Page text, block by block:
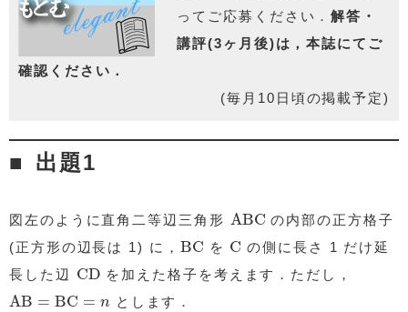
ってご応募ください．解答・
講評(3ヶ月後)は，本誌にてご
確認ください．
(毎月10日頃の掲載予定)
出題1
図左のように直角二等辺三角形 ABC
ABC の内部の正方格子
(正方形の辺長は 1) に， BC
BC を C
C の側に長さ 1 だけ延
長した辺 CD
CD を加えた格子を考えます．ただし，
AB = BC = n
AB BC=n とします．